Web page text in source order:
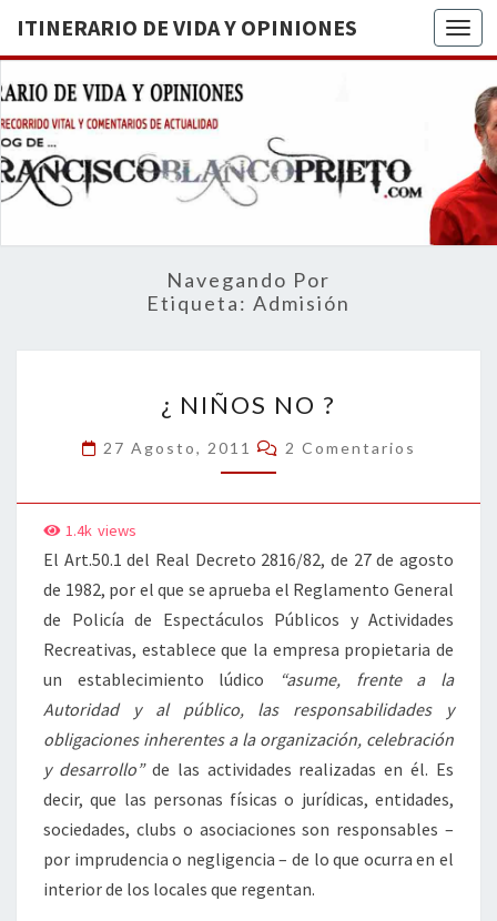
ITINERARIO DE VIDA Y OPINIONES
DE
BREVE
RECORRIDO
VITAL Y
ACTUALIDAD
Navegando Por
Etiqueta: Admisión
NIÑOS
NO
?
¿ NIÑOS NO ?
27 Agosto, 2011 Comentarios
2 Comentarios
1.4k views
El Art.50.1 del Real Decreto 2816/82, de 27 de agosto
de 1982, por el que se aprueba el Reglamento General
de Policía de Espectáculos Públicos y Actividades
Recreativas, establece que la empresa propietaria de
un establecimiento lúdico
“asume, frente a la
Autoridad y al público, las responsabilidades y
obligaciones inherentes a la organización, celebración
y desarrollo”de las actividades realizadas en él. Es
decir, que las personas físicas o jurídicas, entidades,
sociedades, clubs o asociaciones son responsables –
por imprudencia o negligencia – de lo que ocurra en el
interior de los locales que regentan.